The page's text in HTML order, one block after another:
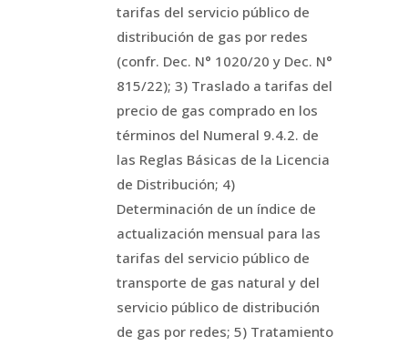
tarifas del servicio público de
distribución de gas por redes
(confr. Dec. N° 1020/20 y Dec. N°
815/22); 3) Traslado a tarifas del
precio de gas comprado en los
términos del Numeral 9.4.2. de
las Reglas Básicas de la Licencia
de Distribución; 4)
Determinación de un índice de
actualización mensual para las
tarifas del servicio público de
transporte de gas natural y del
servicio público de distribución
de gas por redes; 5) Tratamiento